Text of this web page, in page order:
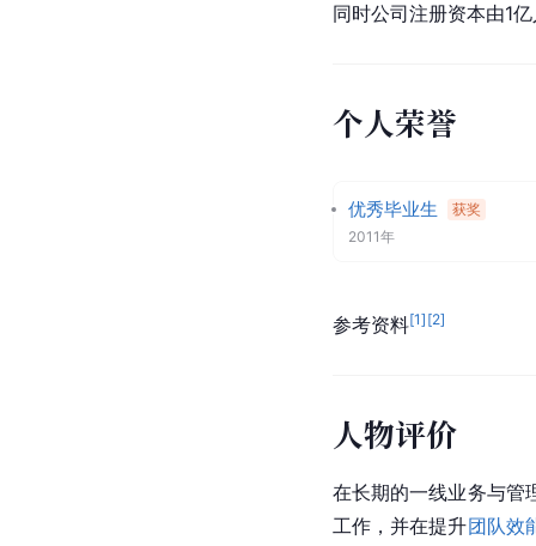
同时公司注册资本由1
个人荣誉
优秀毕业生
获奖
2011年
参考资料[1] [2]
人物评价
在长期的一线业务与管
工作，并在提升团队效